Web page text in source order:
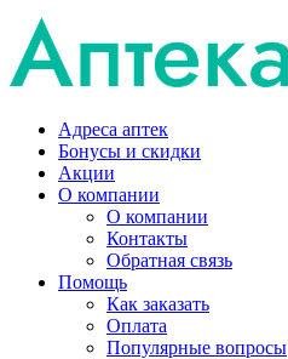
Адреса аптек
Бонусы и скидки
Акции
О компании
О компании
Контакты
Обратная связь
Помощь
Как заказать
Оплата
Популярные вопросы